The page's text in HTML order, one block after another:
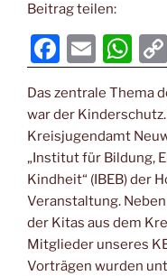
Beitrag teilen:
F
a
c
e
b
o
o
k
E
m
ai
l
W
h
at
s
A
p
p
Das zentrale Thema
war der
Kreisjugendamt
„Institut für Bildung,
Kindheit“ (IBEB) der
Veranstaltung.
der Kitas aus dem
Mitglieder unseres
Vorträgen wurden